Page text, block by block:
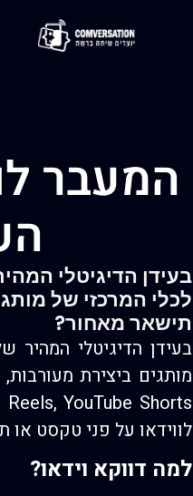
המעבר
לכלי המרכזי של
תישאר מאחור?
מותגים ביצירת
לווידאו על פני טקסט או
למה דווקא וידאו?